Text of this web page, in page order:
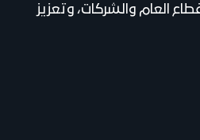
العام والشركات، وتعزيز